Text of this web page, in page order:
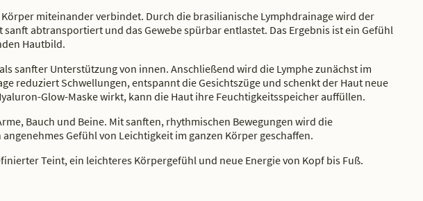
miteinander verbindet. Durch die brasilianische Lymphdrainage wird der
abtransportiert und das Gewebe spürbar entlastet. Das Ergebnis ist ein Gefühl
Hautbild.
sanfter Unterstützung von innen. Anschließend wird die Lymphe zunächst im
reduziert Schwellungen, entspannt die Gesichtszüge und schenkt der Haut neue
Glow-Maske wirkt, kann die Haut ihre Feuchtigkeitsspeicher auffüllen.
Bauch und Beine. Mit sanften, rhythmischen Bewegungen wird die
Gefühl von Leichtigkeit im ganzen Körper geschaffen.
Teint, ein leichteres Körpergefühl und neue Energie von Kopf bis Fuß.